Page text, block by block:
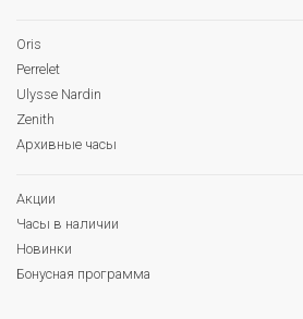
Oris
Perrelet
Ulysse Nardin
Zenith
Архивные часы
Акции
Часы в наличии
Новинки
Бонусная программа